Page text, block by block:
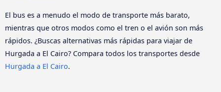
El bus es a menudo el modo de transporte más barato,
mientras que otros modos como el tren o el avión son más
rápidos. ¿Buscas alternativas más rápidas para viajar de
Hurgada a El Cairo? Compara todos los transportes desde
Hurgada a El Cairo.